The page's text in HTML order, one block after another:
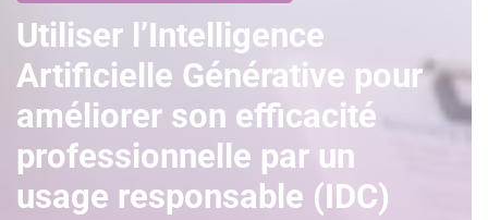
Utiliser l’Intelligence
Artificielle Générative pour
améliorer son efficacité
professionnelle par un
usage responsable (IDC)